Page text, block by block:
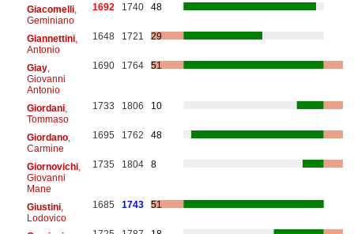
Giacomelli,
Geminiano
1692 1740 48
Giannettini,
Antonio
1648 1721 29
Giay,
Giovanni
Antonio
1690 1764 51
Giordani,
Tommaso
1733 1806 10
Giordano,
Carmine
1695 1762 48
Giornovichi,
Giovanni
Mane
1735 1804 8
Giustini,
Lodovico
1685 1743 51